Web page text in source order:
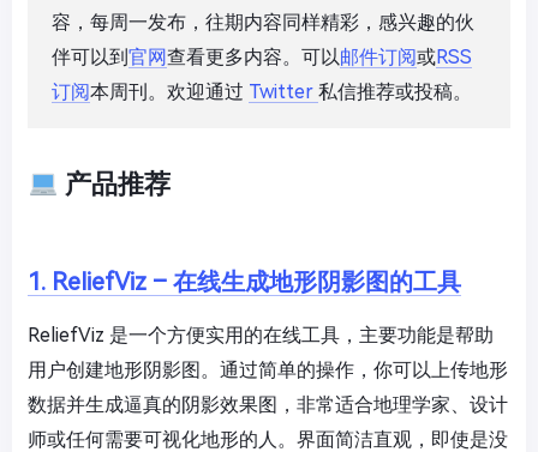
容，每周一发布，往期内容同样精彩，感兴趣的伙
伴可以到官网查看更多内容。可以邮件订阅或RSS
订阅本周刊。欢迎通过 Twitter 私信推荐或投稿。
产品推荐
1. ReliefViz – 在线生成地形阴影图的工具
ReliefViz 是一个方便实用的在线工具，主要功能是帮助
用户创建地形阴影图。通过简单的操作，你可以上传地形
数据并生成逼真的阴影效果图，非常适合地理学家、设计
师或任何需要可视化地形的人。界面简洁直观，即使是没